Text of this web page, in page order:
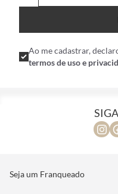
Ao me cadastrar,
termos de uso e
Seja um Franqueado